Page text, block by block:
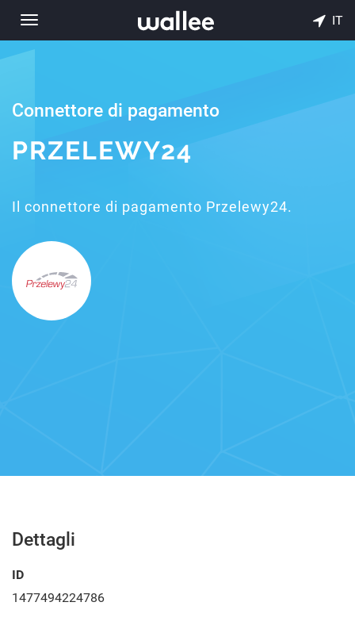
Toggle
navigation
IT
Connettore di pagamento
PRZELEWY24
Il connettore di pagamento Przelewy24.
Dettagli
ID
1477494224786